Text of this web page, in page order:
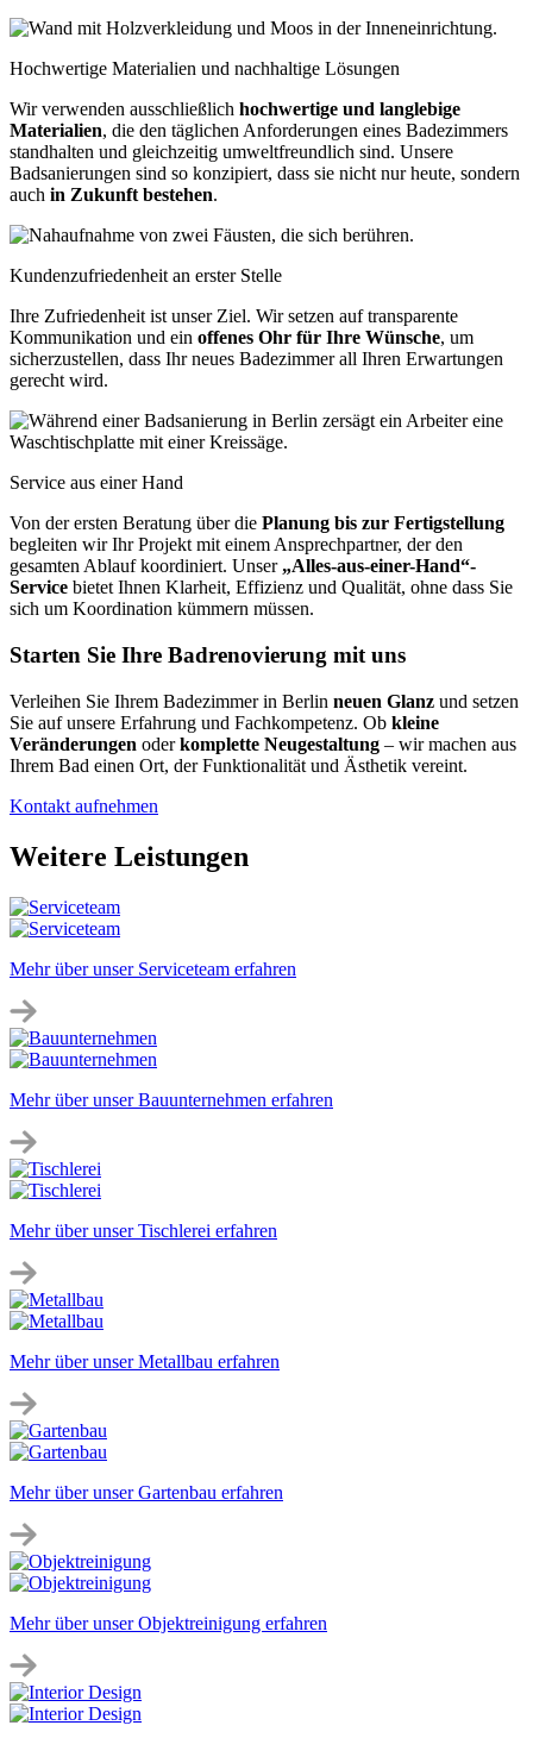
Hochwertige Materialien und nachhaltige Lösungen
Wir verwenden ausschließlich hochwertige und langlebige
Materialien, die den täglichen Anforderungen eines Badezimmers
standhalten und gleichzeitig umweltfreundlich sind. Unsere
Badsanierungen sind so konzipiert, dass sie nicht nur heute, sondern
auch in Zukunft bestehen.
Kundenzufriedenheit an erster Stelle
Ihre Zufriedenheit ist unser Ziel. Wir setzen auf transparente
Kommunikation und ein offenes Ohr für Ihre Wünsche, um
sicherzustellen, dass Ihr neues Badezimmer all Ihren Erwartungen
gerecht wird.
Service aus einer Hand
Von der ersten Beratung über die Planung bis zur Fertigstellung
begleiten wir Ihr Projekt mit einem Ansprechpartner, der den
gesamten Ablauf koordiniert. Unser „Alles-aus-einer-Hand“-
Service bietet Ihnen Klarheit, Effizienz und Qualität, ohne dass Sie
sich um Koordination kümmern müssen.
Starten Sie Ihre Badrenovierung mit uns
Verleihen Sie Ihrem Badezimmer in Berlin neuen Glanz und setzen
Sie auf unsere Erfahrung und Fachkompetenz. Ob kleine
Veränderungen oderkomplette Neugestaltung – wir machen aus
Ihrem Bad einen Ort, der Funktionalität und Ästhetik vereint.
Kontakt aufnehmen
Weitere Leistungen
Mehr über unser Serviceteam erfahren
Mehr über unser Bauunternehmen erfahren
Mehr über unser Tischlerei erfahren
Mehr über unser Metallbau erfahren
Mehr über unser Gartenbau erfahren
Mehr über unser Objektreinigung erfahren